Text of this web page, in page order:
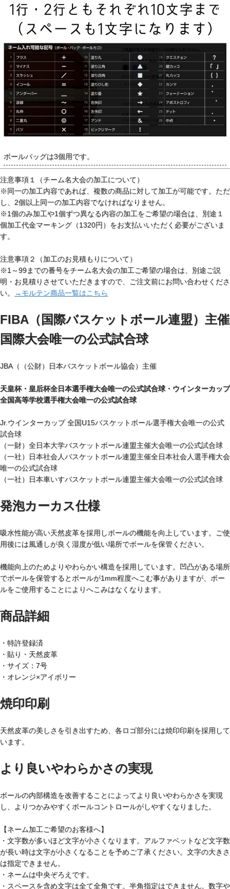
ボールバッグは3個用です。
注意事項１（チーム名大会の加工について）
※同一の加工内容であれば、複数の商品に対して加工が可能です。ただ
し、2個以上同一の加工内容でなければなりません。
※1個のみ加工や1個ずつ異なる内容の加工をご希望の場合は、別途１
個加工代金マーキング（1320円）をお支払いいただく必要がございま
す。
注意事項２（加工のお見積もりについて）
※1～99までの番号をチーム名大会の加工ご希望の場合は、別途ご説
明・お見積りさせていただきますので、ご注文前にお問い合わせくださ
い。
→モルテン商品一覧はこちら
FIBA（国際バスケットボール連盟）主催
国際大会唯一の公式試合球
JBA（（公財）日本バスケットボール協会）主催
天皇杯・皇后杯全日本選手権大会唯一の公式試合球・ウインターカップ
全国高等学校選手権大会唯一の公式試合球
Jr.ウインターカップ 全国U15バスケットボール選手権大会唯一の公式
試合球
（一財）全日本大学バスケットボール連盟主催大会唯一の公式試合球
（一社）日本社会人バスケットボール連盟主催全日本社会人選手権大会
唯一の公式試合球
（一社）日本車いすバスケットボール連盟主催大会唯一の公式試合球
発泡カーカス仕様
吸水性能が高い天然皮革を採用しボールの機能を向上しています。ご使
用後には風通しが良く湿度が低い場所でボールを保管ください。
機能向上のためよりやわらかい構造を採用しています。凹凸がある場所
でボールを保管するとボールが1mm程度へこむ事がありますが、ボー
ルをご使用することによりへこみはなくなります。
商品詳細
・特許登録済
・貼り・天然皮革
・サイズ：7号
・オレンジ×アイボリー
焼印印刷
天然皮革の美しさを引き出すため、各ロゴ部分には焼印印刷を採用して
います。
より良いやわらかさの実現
ボールの内部構造を改善することによってより良いやわらかさを実現
し、よりつかみやすくボールコントロールがしやすくなりました。
【ネーム加工ご希望のお客様へ】
・文字数が多いほど文字が小さくなります。アルファベットなど文字数
が長い時は文字が小さくなることを予めご了承ください。文字の大きさ
は指定できません。
・ネームは中央ぞろえです。
・スペースを含め文字は全て全角です。半角指定はできません。数字や